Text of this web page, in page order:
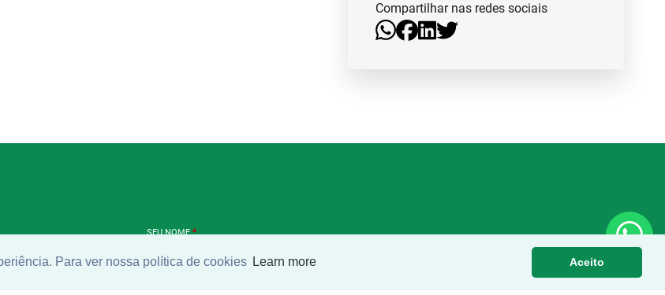
Para ver nossa política de cookies Learn more Aceito
Compartilhar nas redes sociais
SEU NOME*